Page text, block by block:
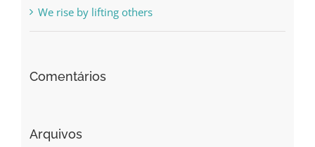
We rise by lifting others
Comentários
Arquivos